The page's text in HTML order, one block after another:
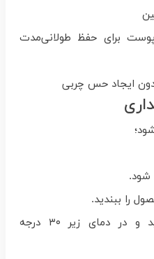
برای حفظ طولانی‌مدت
شود.
را ببندید.
دور از نور مستقیم خورشید و در دمای زیر ۳۰ درجه